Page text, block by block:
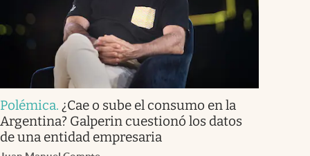
Polémica. ¿Cae o sube el consumo en la
Argentina? Galperin cuestionó los datos
de una entidad empresaria